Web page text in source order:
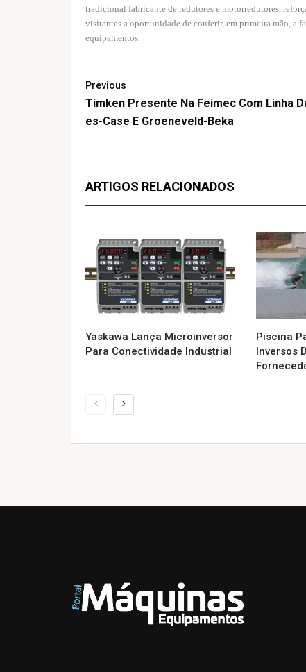
tradicional fabricante de redutores e motorredutores,
visitantes a oportunidade de conferir, em primeira mão,
equipamentos.
Previous
Timken Presente Na Feimec Com Linha
Es-Case E Groeneveld-Beka
ARTIGOS RELACIONADOS
Yaskawa Lança Microinversor
Para Conectividade Industrial
Piscina
Inversos